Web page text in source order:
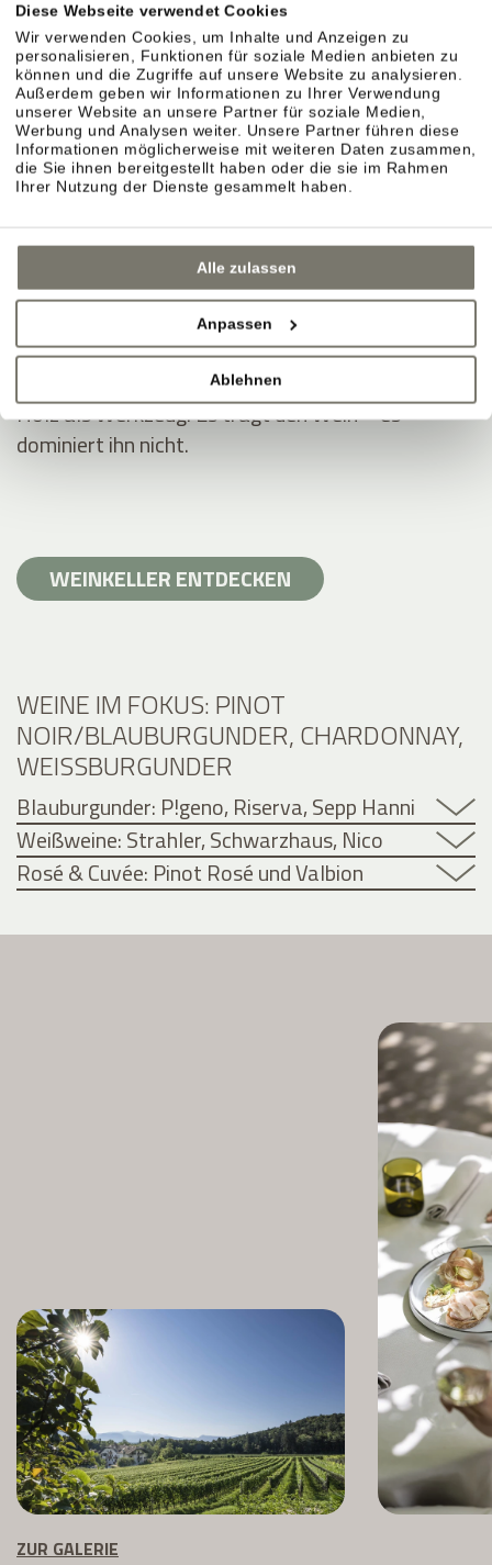
Diese Webseite verwendet Cookies
Wir verwenden Cookies, um Inhalte und Anzeigen zu
personalisieren, Funktionen für soziale Medien anbieten zu
können und die Zugriffe auf unsere Website zu analysieren.
Außerdem geben wir Informationen zu Ihrer Verwendung
unserer Website an unsere Partner für soziale Medien,
Werbung und Analysen weiter. Unsere Partner führen diese
Informationen möglicherweise mit weiteren Daten zusammen,
die Sie ihnen bereitgestellt haben oder die sie im Rahmen
Ihrer Nutzung der Dienste gesammelt haben.
Alle zulassen
Anpassen
Ablehnen
KELLER & AUSBAU
Sorgfalt im Ausbau.
Im Weinberg entsteht der Stil. Im Keller wird er
präzise begleitet. Jahr für Jahr neu.
Naturmaterialien sorgen für Ruhe.
Lehm, Ton, offener Boden, Lehm-Kalk. Ein Klima,
Ausbau in Eichenholzfässern.
Holz als Werkzeug. Es trägt den Wein – es
dominiert ihn nicht.
WEINKELLER ENTDECKEN
WEINE IM FOKUS: PINOT
NOIR/BLAUBURGUNDER, CHARDONNAY,
WEISSBURGUNDER
Blauburgunder: P!geno, Riserva, Sepp Hanni
Weißweine: Strahler, Schwarzhaus, Nico
Rosé & Cuvée: Pinot Rosé und Valbion
ZUR GALERIE